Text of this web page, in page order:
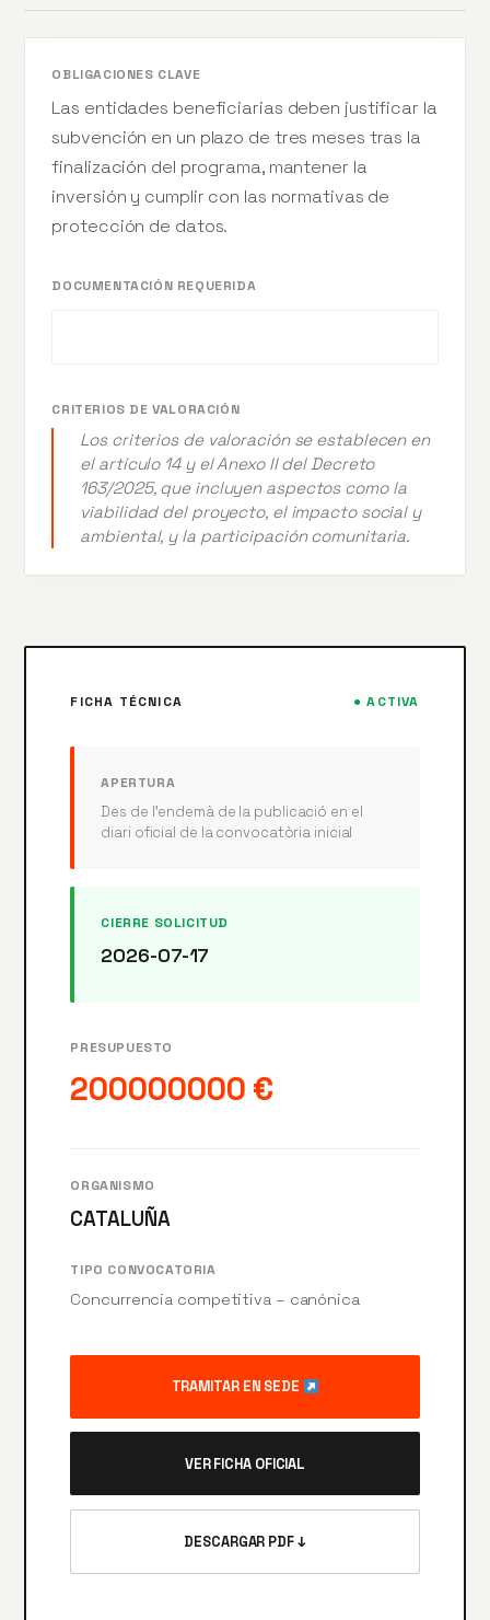
OBLIGACIONES CLAVE
Las entidades beneficiarias deben justificar la
subvención en un plazo de tres meses tras la
finalización del programa, mantener la
inversión y cumplir con las normativas de
protección de datos.
DOCUMENTACIÓN REQUERIDA
CRITERIOS DE VALORACIÓN
Los criterios de valoración se establecen en
el artículo 14 y el Anexo II del Decreto
163/2025, que incluyen aspectos como la
viabilidad del proyecto, el impacto social y
ambiental, y la participación comunitaria.
FICHA TÉCNICA ● ACTIVA
APERTURA
Des de l’endemà de la publicació en el
diari oficial de la convocatòria inicial
CIERRE SOLICITUD
2026-07-17
PRESUPUESTO
200000000 €
ORGANISMO
CATALUÑA
TIPO CONVOCATORIA
Concurrencia competitiva – canónica
TRAMITAR EN SEDE
VER FICHA OFICIAL
DESCARGAR PDF ↓